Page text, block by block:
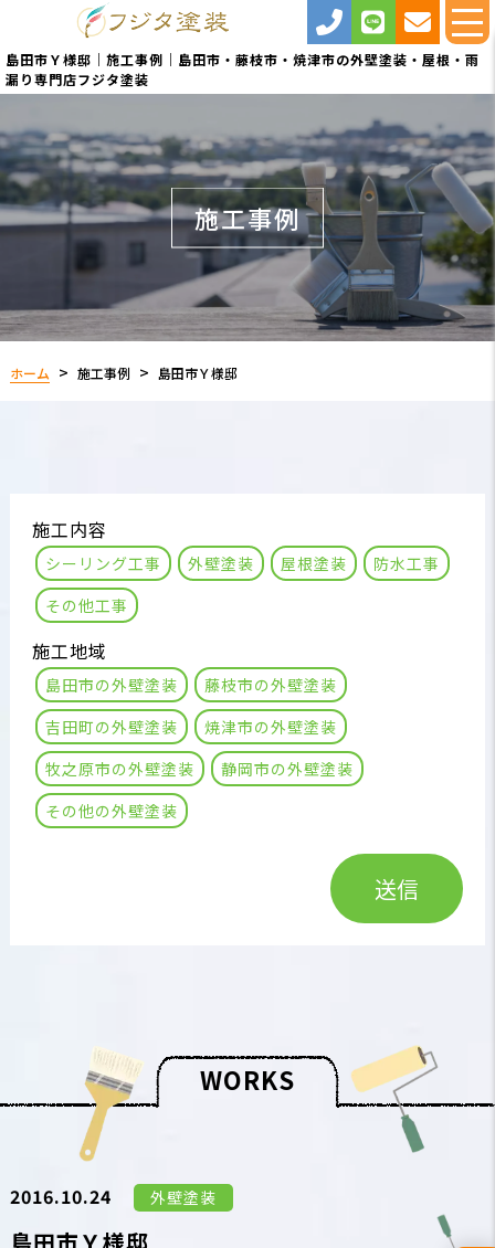
島田市Ｙ様邸｜施工事例｜島田市・藤枝市・焼津市の外壁塗装・屋根・雨
漏り専門店フジタ塗装
施工事例
ホーム 施工事例 島田市Ｙ様邸
施工内容
シーリング工事 外壁塗装 屋根塗装
防水工事
その他工事
施工地域
島田市の外壁塗装
藤枝市の外壁塗装
吉田町の外壁塗装
焼津市の外壁塗装
牧之原市の外壁塗装
静岡市の外壁塗装
その他の外壁塗装
送信
WORKS
2016.10.24 外壁塗装